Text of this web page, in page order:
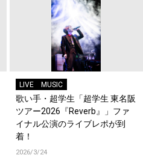
LIVE MUSIC
歌い手・超学生「超学生 東名阪
ツアー2026『Reverb』」ファ
イナル公演のライブレポが到
着！
2026/3/24